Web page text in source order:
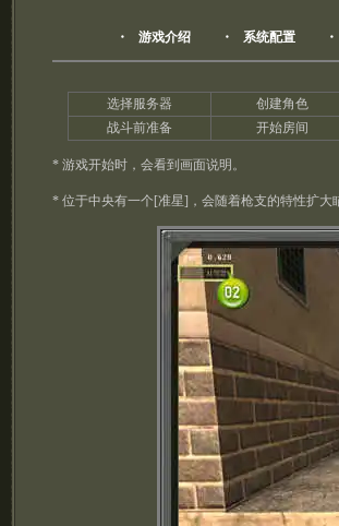
・ 游戏介绍 ・ 系统配置 ・
选择服务器 创建角色
战斗前准备
开始房间
* 游戏开始时，会看到画面说明。
* 位于中央有一个[准星]，会随着枪支的特性扩大